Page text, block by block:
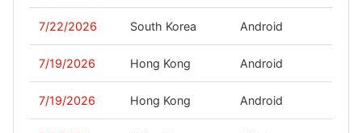
7/22/2026 South Korea Android
7/19/2026 Hong Kong Android
7/19/2026 Hong Kong Android